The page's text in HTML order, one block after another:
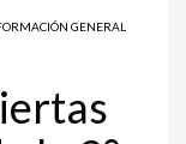
GENERAL